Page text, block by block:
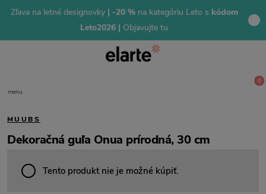
Zľava na letné designovky| -20 % na kategóriu Leto s kódom
Leto2026 | Objavujte tu
menu
0
MUUBS
Dekoračná guľa Onua prírodná, 30 cm
Tento produkt nie je možné kúpiť.